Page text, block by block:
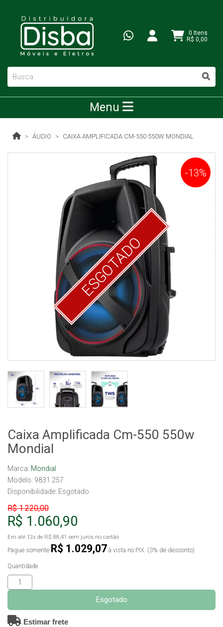
0 Itens
R$ 0,00
Menu
ÁUDIO CAIXA AMPLIFICADA CM-550 550W MONDIAL
ESGOTADO
-13%
Caixa Amplificada Cm-550 550w
Mondial
Marca: Mondial
Modelo: 9831.257
Disponibilidade: Esgotado
R$ 1.220,00
R$ 1.060,90
Em até 12x de R$ 88,41 sem juros no cartão
Pague somente R$ 1.029,07 à vista no PIX. (3% de desconto)
Quantidade
Esgotado
Estimar frete